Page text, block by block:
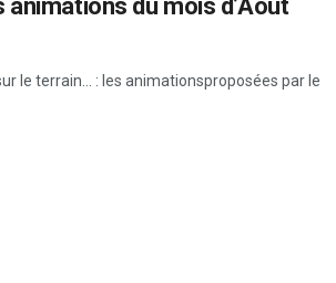
du mois d’Août
le terrain… : les animationsproposées par le